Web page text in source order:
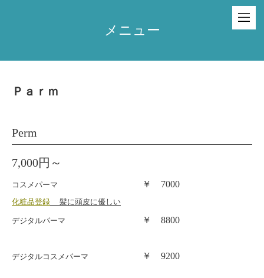
メニュー
Ｐａｒｍ
Perm
7,000円～
コスメパーマ ￥ 7000
化粧品登録 髪に頭皮に優しい
デジタルパーマ ￥ 8800
デジタルコスメパーマ ￥ 9200